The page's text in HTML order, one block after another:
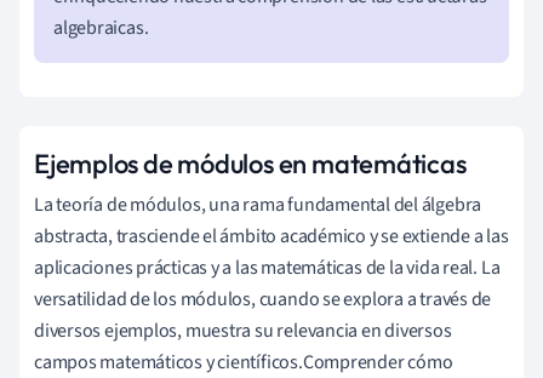
algebraicas.
Ejemplos de módulos en matemáticas
La teoría de módulos, una rama fundamental del álgebra
abstracta, trasciende el ámbito académico y se extiende a las
aplicaciones prácticas y a las matemáticas de la vida real. La
versatilidad de los módulos, cuando se explora a través de
diversos ejemplos, muestra su relevancia en diversos
campos matemáticos y científicos.Comprender cómo